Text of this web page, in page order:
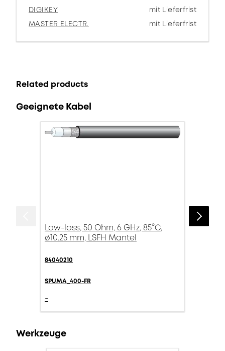
DIGIKEY
mit Lieferfrist
MASTER ELECTR.
mit Lieferfrist
Related products
Geeignete Kabel
Low-loss, 50 Ohm, 6 GHz, 85°C,
ø10.25 mm, LSFH Mantel
84040210
SPUMA_400-FR
-
Werkzeuge